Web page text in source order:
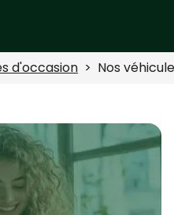
d'occasion Nos